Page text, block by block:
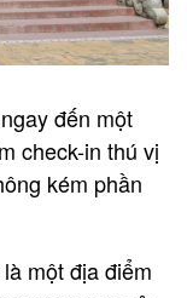
đến một
check-in thú vị
kém phần
là một địa điểm